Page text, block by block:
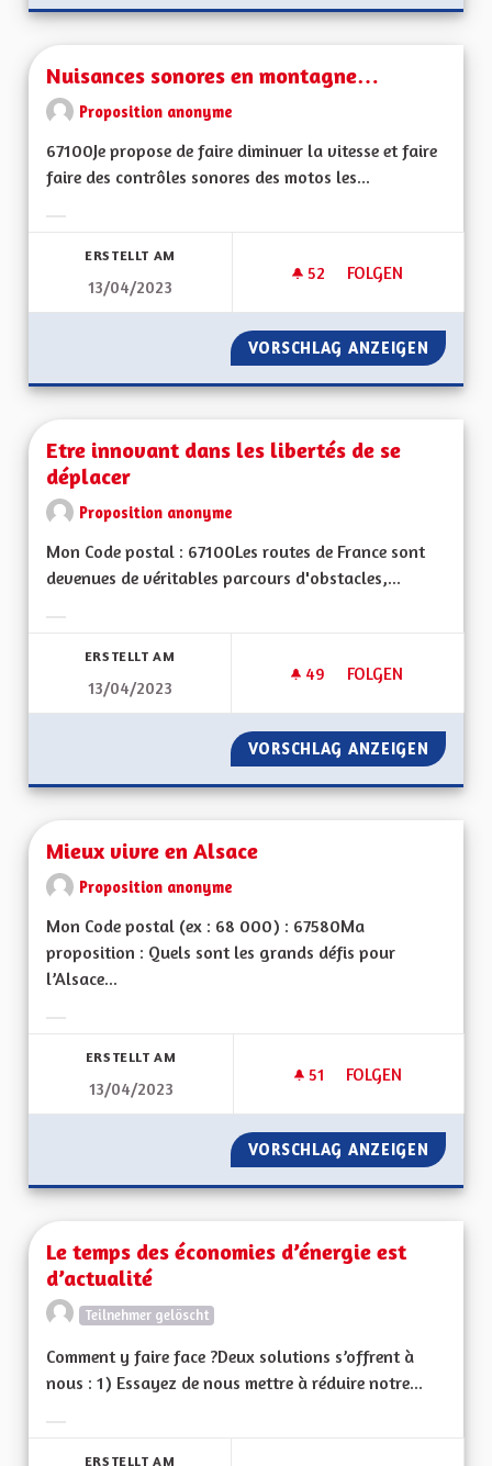
Nuisances sonores en montagne…
Proposition anonyme
67100Je propose de faire diminuer la vitesse et faire
faire des contrôles sonores des motos les...
ERSTELLT AM
13/04/2023
52 52 FOLLOWER
FOLGEN
NUISANCES
VORSCHLAG ANZEIGEN
Etre innovant dans les libertés de se
déplacer
Proposition anonyme
Mon Code postal : 67100Les routes de France sont
devenues de véritables parcours d'obstacles,...
ERSTELLT AM
13/04/2023
49 49 FOLLOWER
FOLGEN
ETRE INNOVANT
VORSCHLAG ANZEIGEN ETRE
Mieux vivre en Alsace
Proposition anonyme
Mon Code postal (ex : 68 000) : 67580Ma
proposition : Quels sont les grands défis pour
l’Alsace...
ERSTELLT AM
13/04/2023
51 51 FOLLOWER
FOLGEN
MIEUX VIVRE EN
VORSCHLAG ANZEIGEN MIEUX
Le temps des économies d’énergie est
d’actualité
Teilnehmer gelöscht
Comment y faire face ?Deux solutions s’offrent à
nous : 1) Essayez de nous mettre à réduire notre...
ERSTELLT AM